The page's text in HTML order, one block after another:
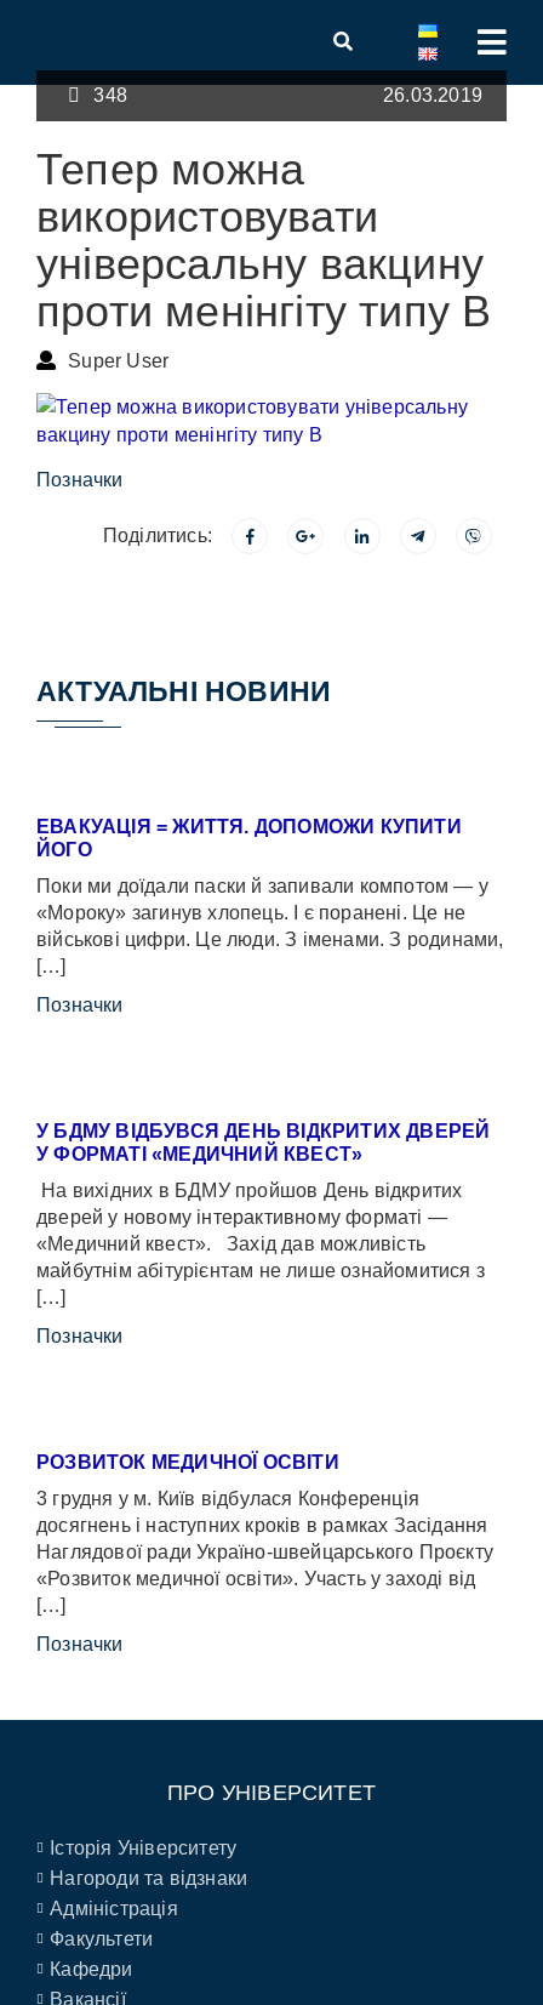
348 26.03.2019
Тепер можна
використовувати
універсальну вакцину
проти менінгіту типу В
Super User
Позначки
Поділитись:
АКТУАЛЬНІ НОВИНИ
ЕВАКУАЦІЯ = ЖИТТЯ. ДОПОМОЖИ КУПИТИ
ЙОГО
Поки ми доїдали паски й запивали компотом — у
«Мороку» загинув хлопець. І є поранені. Це не
військові цифри. Це люди. З іменами. З родинами,
[…]
Позначки
У БДМУ ВІДБУВСЯ ДЕНЬ ВІДКРИТИХ ДВЕРЕЙ
У ФОРМАТІ «МЕДИЧНИЙ КВЕСТ»
На вихідних в БДМУ пройшов День відкритих
дверей у новому інтерактивному форматі —
«Медичний квест». Захід дав можливість
майбутнім абітурієнтам не лише ознайомитися з
[…]
Позначки
РОЗВИТОК МЕДИЧНОЇ ОСВІТИ
3 грудня у м. Київ відбулася Конференція
досягнень і наступних кроків в рамках Засідання
Наглядової ради Україно-швейцарського Проєкту
«Розвиток медичної освіти». Участь у заході від
[…]
Позначки
ПРО УНІВЕРСИТЕТ
Історія Університету
Нагороди та відзнаки
Адміністрація
Факультети
Кафедри
Вакансії